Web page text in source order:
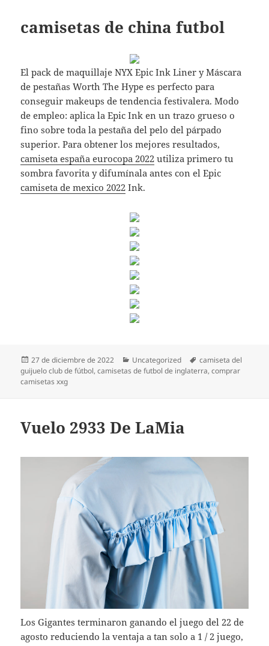
camisetas de china futbol
El pack de maquillaje NYX Epic Ink Liner y Máscara
de pestañas Worth The Hype es perfecto para
conseguir makeups de tendencia festivalera. Modo
de empleo: aplica la Epic Ink en un trazo grueso o
fino sobre toda la pestaña del pelo del párpado
superior. Para obtener los mejores resultados,
camiseta españa eurocopa 2022 utiliza primero tu
sombra favorita y difumínala antes con el Epic
camiseta de mexico 2022 Ink.
Publicado
el
27 de diciembre de 2022 Categorías
Uncategorized Etiquetas
camiseta del
guijuelo club de fútbol,camisetas de futbol de inglaterra,comprar
camisetas xxg
Vuelo 2933 De LaMia
Los Gigantes terminaron ganando el juego del 22 de
agosto reduciendo la ventaja a tan solo a 1 / 2 juego,